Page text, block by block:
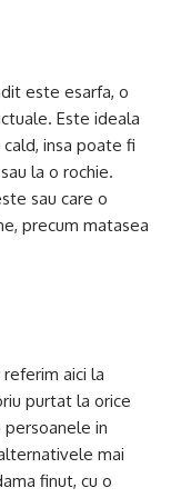
este esarfa, o
Este ideala
insa poate fi
la o rochie.
sau care o
precum matasea
aici la
purtat la orice
persoanele in
mai
finut, cu o